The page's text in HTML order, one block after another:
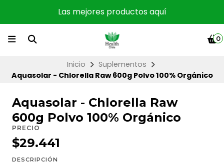
Las mejores productos aquí
0
Inicio
Suplementos
Aquasolar - Chlorella Raw 600g Polvo 100% Orgánico
Aquasolar - Chlorella Raw
600g Polvo 100% Orgánico
PRECIO
$29.441
DESCRIPCIÓN